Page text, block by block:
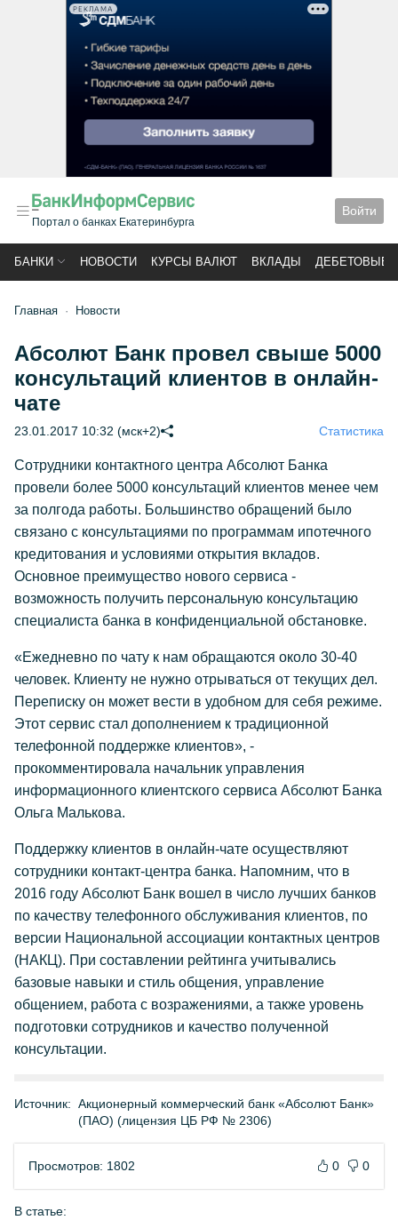
РЕКЛАМА
Портал о банках Екатеринбурга
Войти
БАНКИ НОВОСТИ КУРСЫ ВАЛЮТ ВКЛАДЫ ДЕБЕТОВЫЕ
Главная Новости
Абсолют Банк провел свыше 5000
консультаций клиентов в онлайн-
чате
23.01.2017 10:32 (мск+2) Статистика
Сотрудники контактного центра Абсолют Банка
провели более 5000 консультаций клиентов менее чем
за полгода работы. Большинство обращений было
связано с консультациями по программам ипотечного
кредитования и условиями открытия вкладов.
Основное преимущество нового сервиса -
возможность получить персональную консультацию
специалиста банка в конфиденциальной обстановке.
«Ежедневно по чату к нам обращаются около 30-40
человек. Клиенту не нужно отрываться от текущих дел.
Переписку он может вести в удобном для себя режиме.
Этот сервис стал дополнением к традиционной
телефонной поддержке клиентов», -
прокомментировала начальник управления
информационного клиентского сервиса Абсолют Банка
Ольга Малькова.
Поддержку клиентов в онлайн-чате осуществляют
сотрудники контакт-центра банка. Напомним, что в
2016 году Абсолют Банк вошел в число лучших банков
по качеству телефонного обслуживания клиентов, по
версии Национальной ассоциации контактных центров
(НАКЦ). При составлении рейтинга учитывались
базовые навыки и стиль общения, управление
общением, работа с возражениями, а также уровень
подготовки сотрудников и качество полученной
консультации.
Источник: Акционерный коммерческий банк «Абсолют Банк»
(ПАО) (лицензия ЦБ РФ № 2306)
Просмотров: 1802 0 0
В статье: